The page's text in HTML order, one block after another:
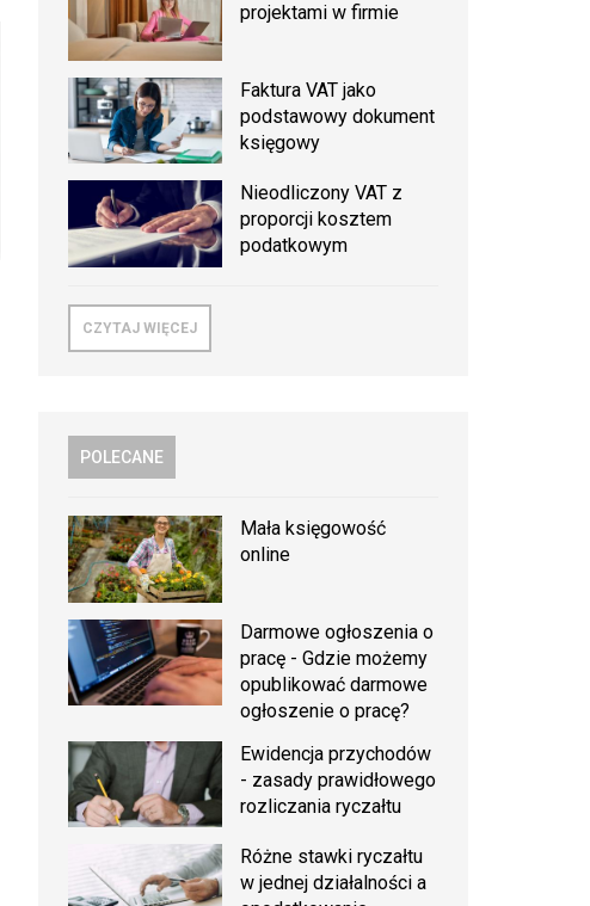
projektami w firmie
Faktura VAT jako
podstawowy dokument
księgowy
Nieodliczony VAT z
proporcji kosztem
podatkowym
CZYTAJ WIĘCEJ
POLECANE
Mała księgowość
online
Darmowe ogłoszenia o
pracę - Gdzie możemy
opublikować darmowe
ogłoszenie o pracę?
Ewidencja przychodów
- zasady prawidłowego
rozliczania ryczałtu
Różne stawki ryczałtu
w jednej działalności a